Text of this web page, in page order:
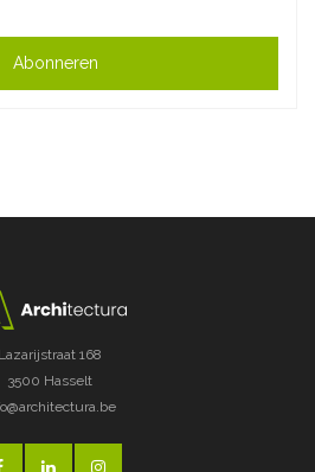
Abonneren
Lazarijstraat 168
3500 Hasselt